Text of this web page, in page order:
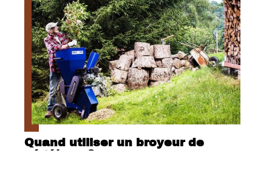
Quand utiliser un broyeur de
végétaux ?